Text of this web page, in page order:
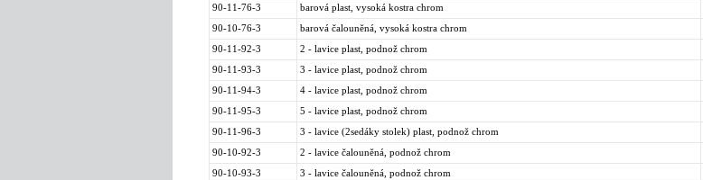
90-11-76-3 barová plast, vysoká kostra chrom
90-10-76-3 barová čalouněná, vysoká kostra chrom
90-11-92-3 2 - lavice plast, podnož chrom
90-11-93-3 3 - lavice plast, podnož chrom
90-11-94-3 4 - lavice plast, podnož chrom
90-11-95-3 5 - lavice plast, podnož chrom
90-11-96-3 3 - lavice (2sedáky stolek) plast, podnož chrom
90-10-92-3 2 - lavice čalouněná, podnož chrom
90-10-93-3 3 - lavice čalouněná, podnož chrom